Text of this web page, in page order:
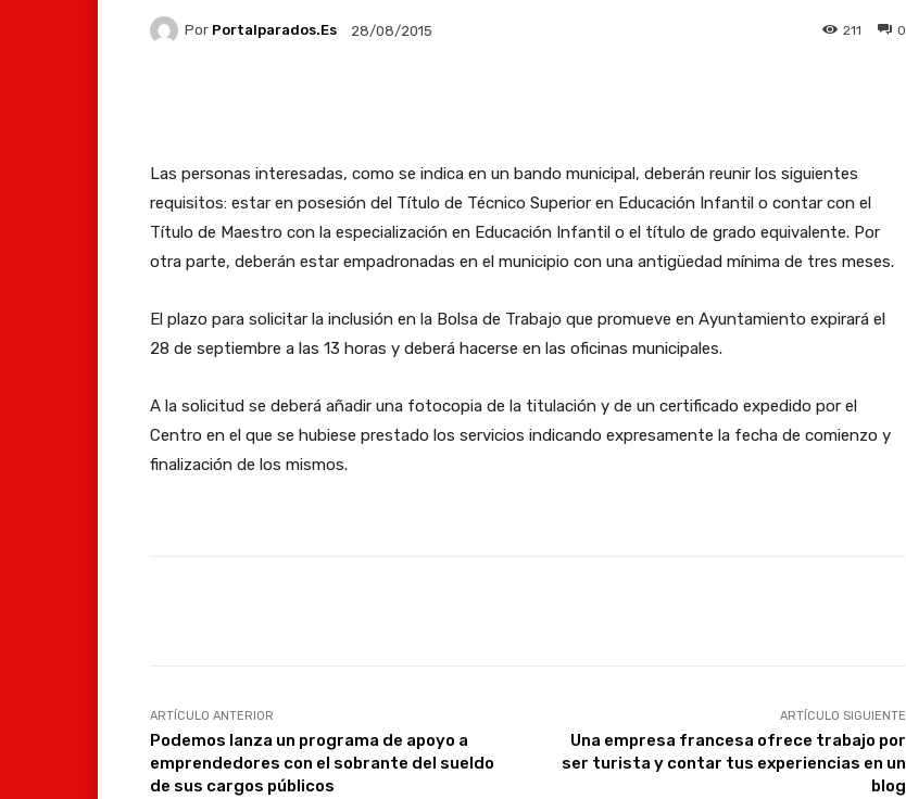
Por Portalparados.es 28/08/2015 0
211
Las personas interesadas, como se indica en un bando municipal, deberán reunir los siguientes
requisitos: estar en posesión del Título de Técnico Superior en Educación Infantil o contar con el
Título de Maestro con la especialización en Educación Infantil o el título de grado equivalente. Por
otra parte, deberán estar empadronadas en el municipio con una antigüedad mínima de tres meses.
El plazo para solicitar la inclusión en la Bolsa de Trabajo que promueve en Ayuntamiento expirará el
28 de septiembre a las 13 horas y deberá hacerse en las oficinas municipales.
A la solicitud se deberá añadir una fotocopia de la titulación y de un certificado expedido por el
Centro en el que se hubiese prestado los servicios indicando expresamente la fecha de comienzo y
finalización de los mismos.
ARTÍCULO ANTERIOR
Podemos lanza un programa de apoyo a
emprendedores con el sobrante del sueldo
de sus cargos públicos
ARTÍCULO SIGUIENTE
Una empresa francesa ofrece trabajo por
ser turista y contar tus experiencias en un
blog